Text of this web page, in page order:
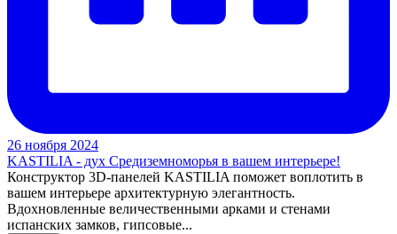
26 ноября 2024
KASTILIA - дух Средиземноморья в вашем интерьере!
Конструктор 3D-панелей KASTILIA поможет воплотить в
вашем интерьере архитектурную элегантность.
Вдохновленные величественными арками и стенами
испанских замков, гипсовые...